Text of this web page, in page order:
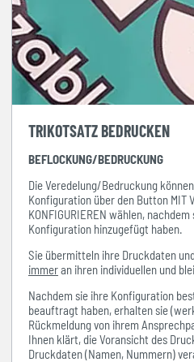
TRIKOTSATZ BEDRUCKEN
BEFLOCKUNG/BEDRUCKUNG
Die Veredelung/Bedruckung
Konfiguration über den Button MIT
KONFIGURIEREN wählen,
Konfiguration hinzugefügt haben.
Sie übermitteln ihre Druckdaten
immeran ihren individuellen und
Nachdem sie ihre Konfiguration
beauftragt haben, erhalten sie
Rückmeldung von ihrem
Ihnen klärt, die Voransicht des
Druckdaten (Namen, Nummern)